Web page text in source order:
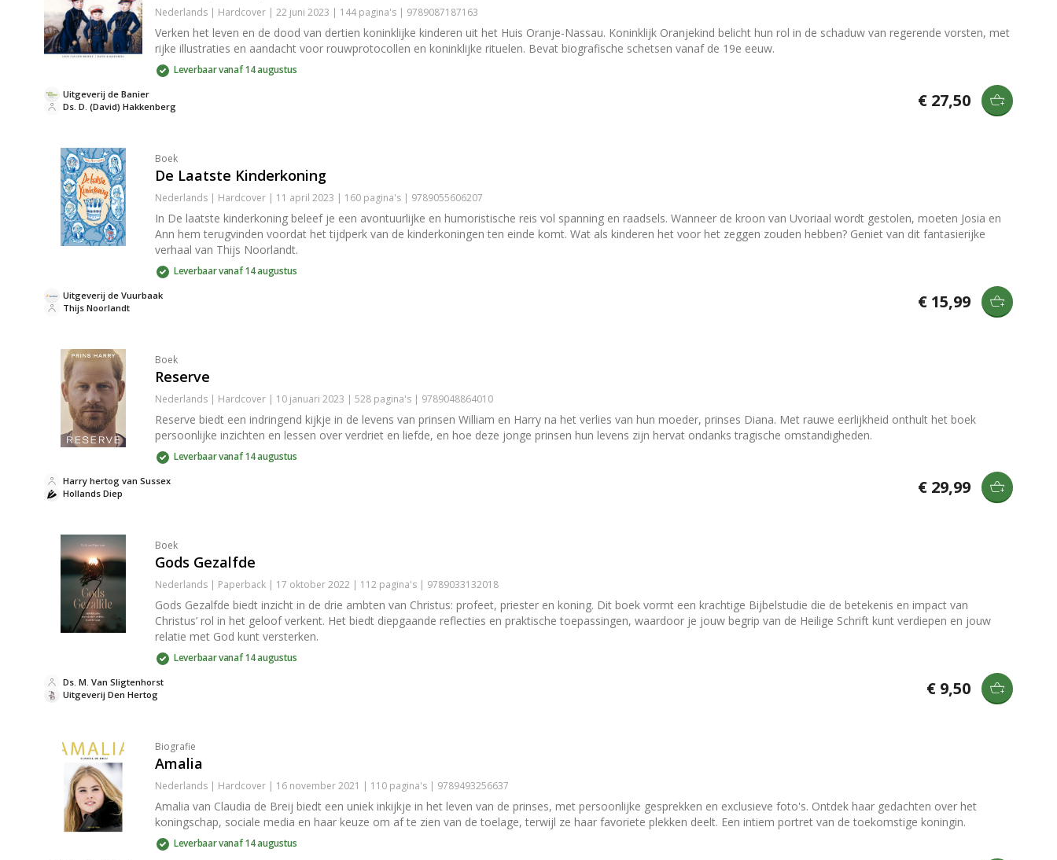
Nederlands | Hardcover | 22 juni 2023 | 144 pagina's | 9789087187163
Verken het leven en de dood van dertien koninklijke kinderen uit het Huis Oranje-Nassau. Koninklijk Oranjekind belicht hun rol in de schaduw van regerende vorsten, met
rijke illustraties en aandacht voor rouwprotocollen en koninklijke rituelen. Bevat biografische schetsen vanaf de 19e eeuw.
Leverbaar vanaf 14 augustus
Ds. D. (David) Hakkenberg
Uitgeverij de Banier € 27,50
Boek
De Laatste Kinderkoning
Nederlands | Hardcover | 11 april 2023 | 160 pagina's | 9789055606207
In De laatste kinderkoning beleef je een avontuurlijke en humoristische reis vol spanning en raadsels. Wanneer de kroon van Uvoriaal wordt gestolen, moeten Josia en
Ann hem terugvinden voordat het tijdperk van de kinderkoningen ten einde komt. Wat als kinderen het voor het zeggen zouden hebben? Geniet van dit fantasierijke
verhaal van Thijs Noorlandt.
Leverbaar vanaf 14 augustus
Thijs Noorlandt
Uitgeverij de Vuurbaak € 15,99
Boek
Reserve
Nederlands | Hardcover | 10 januari 2023 | 528 pagina's | 9789048864010
Reserve biedt een indringend kijkje in de levens van prinsen William en Harry na het verlies van hun moeder, prinses Diana. Met rauwe eerlijkheid onthult het boek
persoonlijke inzichten en lessen over verdriet en liefde, en hoe deze jonge prinsen hun levens zijn hervat ondanks tragische omstandigheden.
Leverbaar vanaf 14 augustus
Hollands Diep
Harry hertog van Sussex € 29,99
Boek
Gods Gezalfde
Nederlands | Paperback | 17 oktober 2022 | 112 pagina's | 9789033132018
Gods Gezalfde biedt inzicht in de drie ambten van Christus: profeet, priester en koning. Dit boek vormt een krachtige Bijbelstudie die de betekenis en impact van
Christus’ rol in het geloof verkent. Het biedt diepgaande reflecties en praktische toepassingen, waardoor je jouw begrip van de Heilige Schrift kunt verdiepen en jouw
relatie met God kunt versterken.
Leverbaar vanaf 14 augustus
Uitgeverij Den Hertog
Ds. M. Van Sligtenhorst € 9,50
Biografie
Amalia
Nederlands | Hardcover | 16 november 2021 | 110 pagina's | 9789493256637
Amalia van Claudia de Breij biedt een uniek inkijkje in het leven van de prinses, met persoonlijke gesprekken en exclusieve foto's. Ontdek haar gedachten over het
koningschap, sociale media en haar keuze om af te zien van de toelage, terwijl ze haar favoriete plekken deelt. Een intiem portret van de toekomstige koningin.
Leverbaar vanaf 14 augustus